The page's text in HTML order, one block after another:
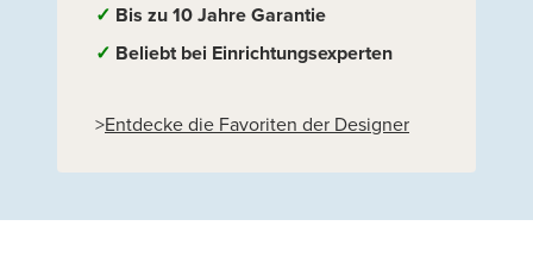
✓ Bis zu 10 Jahre Garantie
✓ Beliebt bei Einrichtungsexperten
>Entdecke die Favoriten der Designer